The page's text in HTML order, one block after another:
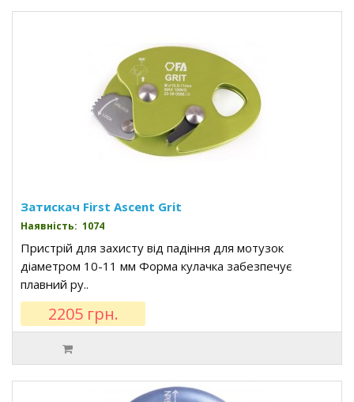
Затискач First Ascent Grit
Наявність: 1074
Пристрій для захисту від падіння для мотузок
діаметром 10-11 мм Форма кулачка забезпечує
плавний ру..
2205 грн.